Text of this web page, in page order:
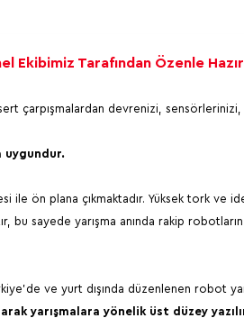
Tarafından Özenle
çarpışmalardan devrenizi,
uygundur.
ile ön plana çıkmaktadır. Yüksek tork ve
bu sayede yarışma anında rakip
ve yurt dışında düzenlenen robot
yarışmalara yönelik üst düzey